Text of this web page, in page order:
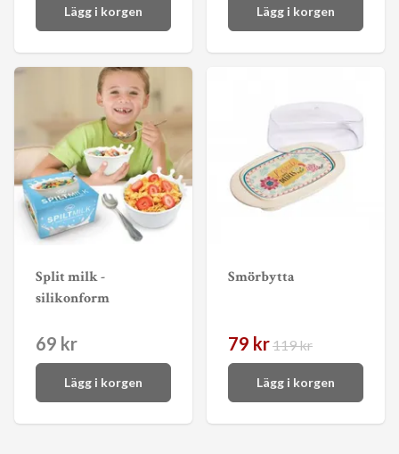
Lägg i korgen Lägg i korgen
Split milk -
silikonform
69 kr
Lägg i korgen
Smörbytta
79 kr119 kr
Lägg i korgen